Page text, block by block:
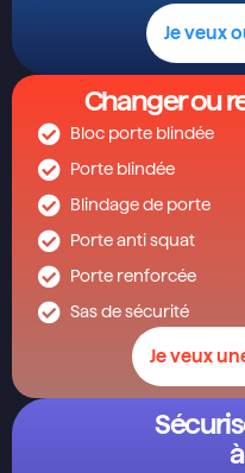
Je veux
Changer ou
Bloc porte blindée
Porte blindée
Blindage de porte
Porte anti squat
Porte renforcée
Sas de sécurité
Je veux